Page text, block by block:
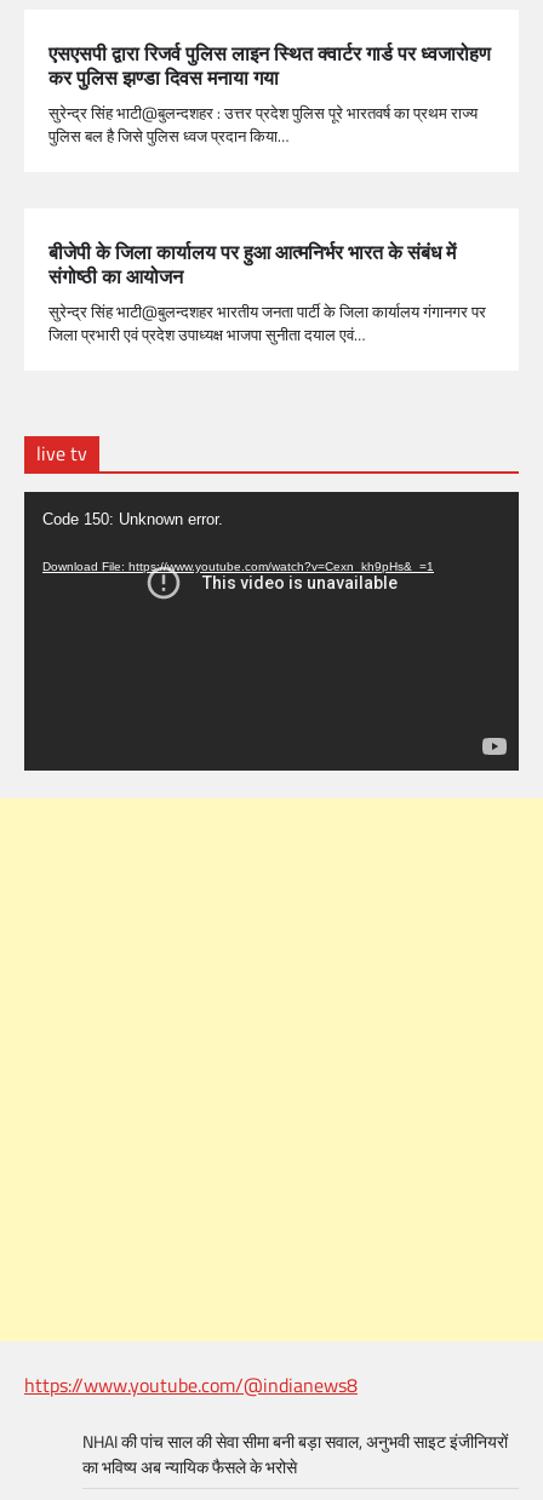
एसएसपी द्वारा रिजर्व पुलिस लाइन स्थित क्वार्टर गार्ड पर ध्वजारोहण
कर पुलिस झण्डा दिवस मनाया गया
सुरेन्द्र सिंह भाटी@बुलन्दशहर : उत्तर प्रदेश पुलिस पूरे भारतवर्ष का प्रथम राज्य
पुलिस बल है जिसे पुलिस ध्वज प्रदान किया…
बीजेपी के जिला कार्यालय पर हुआ आत्मनिर्भर भारत के संबंध में
संगोष्ठी का आयोजन
सुरेन्द्र सिंह भाटी@बुलन्दशहर भारतीय जनता पार्टी के जिला कार्यालय गंगानगर पर
जिला प्रभारी एवं प्रदेश उपाध्यक्ष भाजपा सुनीता दयाल एवं…
live tv
Video
Player
Code 150: Unknown error.
Download File: https://www.youtube.com/watch?v=Cexn_kh9pHs&_=1
https://www.youtube.com/@indianews8
NHAI की पांच साल की सेवा सीमा बनी बड़ा सवाल, अनुभवी साइट इंजीनियरों
का भविष्य अब न्यायिक फैसले के भरोसे